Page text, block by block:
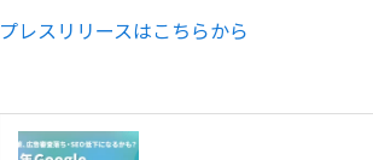
プレスリリースはこちらから